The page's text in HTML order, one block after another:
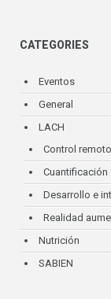
CATEGORIES
Eventos
General
LACH
Control remoto
Cuantificación
Desarrollo e
Realidad
Nutrición
SABIEN